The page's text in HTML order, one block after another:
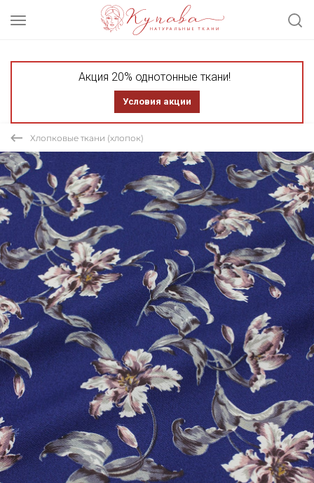
Акция 20% однотонные ткани!
Условия акции
Хлопковые ткани (хлопок)